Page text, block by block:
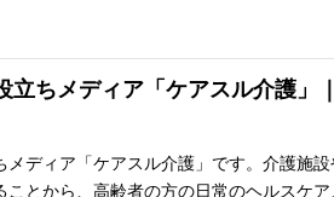
立ちメディア「ケアスル介護」
メディア「ケアスル介護」です。介護施
ことから、高齢者の方の日常のヘルスケ